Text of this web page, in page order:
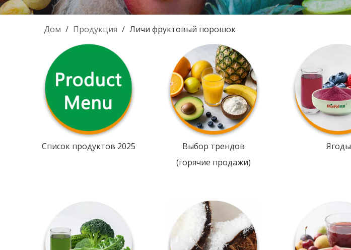
Дом / Продукция / Личи фруктовый порошок
Список продуктов 2025
Выбор трендов
(горячие продажи)
Ягоды